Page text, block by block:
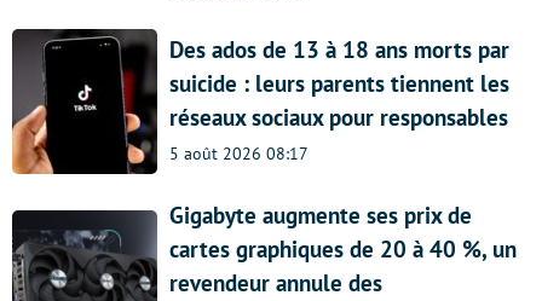
Des ados de 13 à 18 ans morts par
suicide : leurs parents tiennent les
réseaux sociaux pour responsables
5 août 2026 08:17
Gigabyte augmente ses prix de
cartes graphiques de 20 à 40 %, un
revendeur annule des